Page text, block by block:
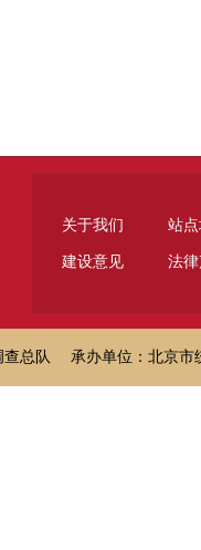
关于我们 站
建设意见 法
查总队 承办单位：北京市